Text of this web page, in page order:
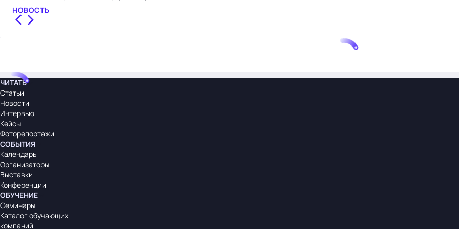
НОВОСТЬ
ЧИТАТЬ
Статьи
Новости
Интервью
Кейсы
Фоторепортажи
СОБЫТИЯ
Календарь
Организаторы
Выставки
Конференции
ОБУЧЕНИЕ
Семинары
Каталог обучающих
компаний